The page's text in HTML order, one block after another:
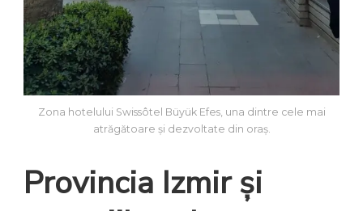
Zona hotelului Swissôtel Büyük Efes, una dintre cele mai
atrăgătoare și dezvoltate din oraș.
Provincia Izmir și